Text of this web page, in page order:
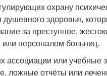
охрану
душевного здоровья,
за преступное,
персоналом больниц.
ассоциации или учебные
ложные отчёты или